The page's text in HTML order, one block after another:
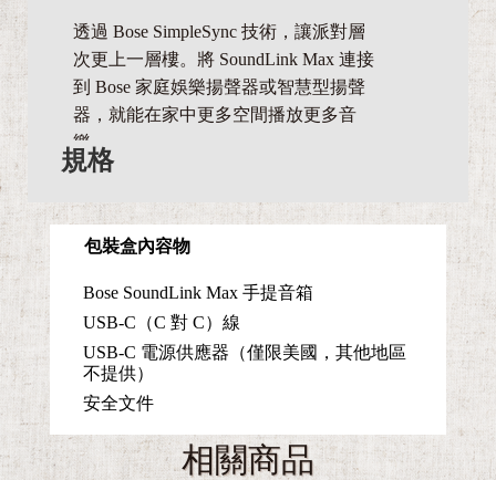
透過 Bose SimpleSync 技術，讓派對層
次更上一層樓。將 SoundLink Max 連接
到 Bose 家庭娛樂揚聲器或智慧型揚聲
器，就能在家中更多空間播放更多音
樂。
規格
包裝盒內容物
Bose SoundLink Max 手提音箱
USB-C（C 對 C）線
USB-C 電源供應器（僅限美國，其他地區
不提供）
安全文件
相關商品